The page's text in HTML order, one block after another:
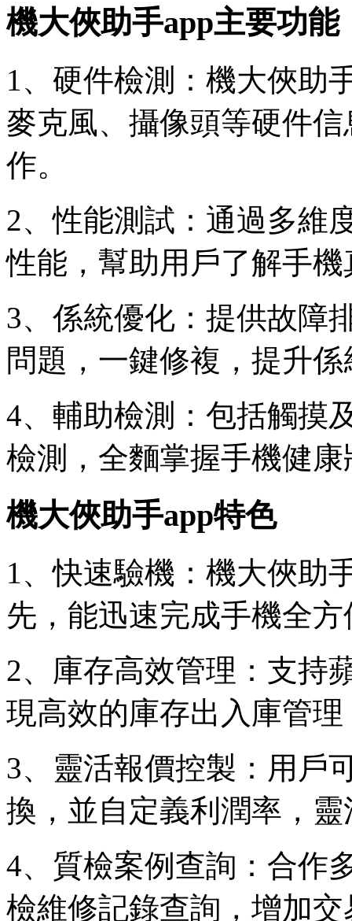
機大俠助手app主要功能
1、硬件檢測：機大俠助
麥克風、攝像頭等硬件
作。
2、性能測試：通過多維
性能，幫助用戶了解手
3、係統優化：提供故障
問題，一鍵修複，提升
4、輔助檢測：包括觸摸
檢測，全麵掌握手機健康
機大俠助手app特色
1、快速驗機：機大俠助
先，能迅速完成手機全
2、庫存高效管理：支持
現高效的庫存出入庫管
3、靈活報價控製：用戶
換，並自定義利潤率，
4、質檢案例查詢：合作
檢維修記錄查詢，增加